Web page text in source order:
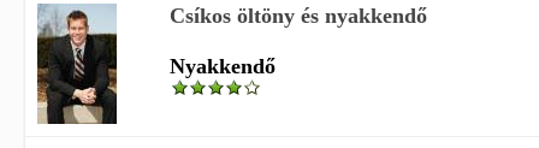
Csíkos öltöny és nyakkendő
Nyakkendő